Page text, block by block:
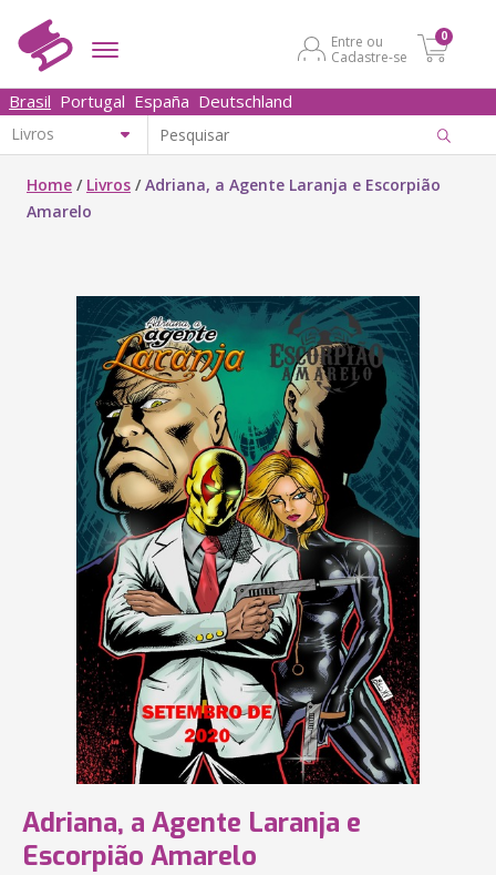
Entre ou
Cadastre-se
0
Brasil Portugal España Deutschland
Home / Livros /Adriana, a Agente Laranja e Escorpião
Amarelo
Adriana, a Agente Laranja e
Escorpião Amarelo